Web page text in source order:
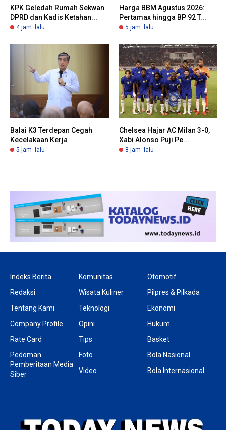
KPK Geledah Rumah Sekwan
DPRD dan Kadis Ketahan...
4 jam lalu
Harga BBM Agustus 2026:
Pertamax hingga BP 92 T...
5 jam lalu
Balai K3 Terdepan Cegah
Kecelakaan Kerja
5 jam lalu
Chelsea Hajar AC Milan 3-0,
Xabi Alonso Puji Pe...
8 jam lalu
Indeks Berita
Redaksi
Tentang Kami
Company Profile
Rate Card
Pedoman
Pemberitaan Media
Siber
Komunitas
Wisata Kuliner
Teknologi
Opini
Tips
Foto
Video
Otomotif
Pilpres & Pilkada
Ekonomi
Hukum
Basket
Bola Nasional
Bola Internasional